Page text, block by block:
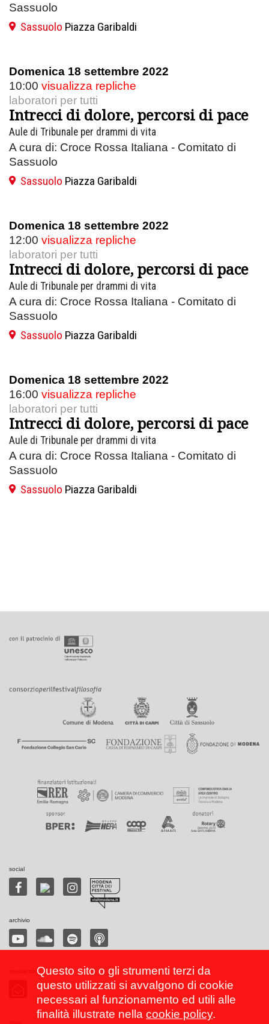
Sassuolo
Sassuolo Piazza Garibaldi
Domenica 18 settembre 2022
10:00 visualizza repliche
laboratori per tutti
Intrecci di dolore, percorsi di pace
Aule di Tribunale per drammi di vita
A cura di: Croce Rossa Italiana - Comitato di
Sassuolo
Sassuolo Piazza Garibaldi
Domenica 18 settembre 2022
12:00 visualizza repliche
laboratori per tutti
Intrecci di dolore, percorsi di pace
Aule di Tribunale per drammi di vita
A cura di: Croce Rossa Italiana - Comitato di
Sassuolo
Sassuolo Piazza Garibaldi
Domenica 18 settembre 2022
16:00 visualizza repliche
laboratori per tutti
Intrecci di dolore, percorsi di pace
Aule di Tribunale per drammi di vita
A cura di: Croce Rossa Italiana - Comitato di
Sassuolo
Sassuolo Piazza Garibaldi
social
archivio
Questo sito o gli strumenti terzi da
questo utilizzati si avvalgono di cookie
necessari al funzionamento ed utili alle
finalità illustrate nella cookie policy.